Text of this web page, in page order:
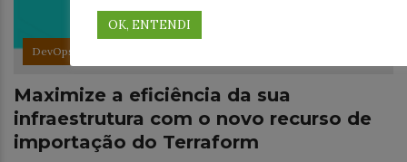
DevOps
Maximize a eficiência da sua
infraestrutura com o novo recurso de
importação do Terraform
OK, ENTENDI